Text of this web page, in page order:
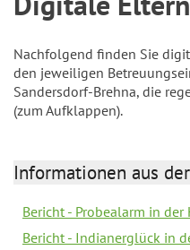
Nachfolgend finden Sie
den jeweiligen
Sandersdorf-Brehna, die
(zum Aufklappen).
Informationen aus
Bericht - Probealarm in der
Bericht - Indianerglück in